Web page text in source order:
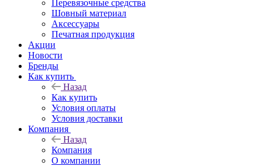
Перевязочные средства
Шовный материал
Аксессуары
Печатная продукция
Акции
Новости
Бренды
Как купить
Назад
Как купить
Условия оплаты
Условия доставки
Компания
Назад
Компания
О компании